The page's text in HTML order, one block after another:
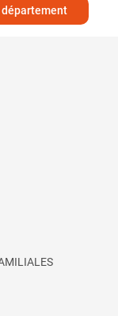
département